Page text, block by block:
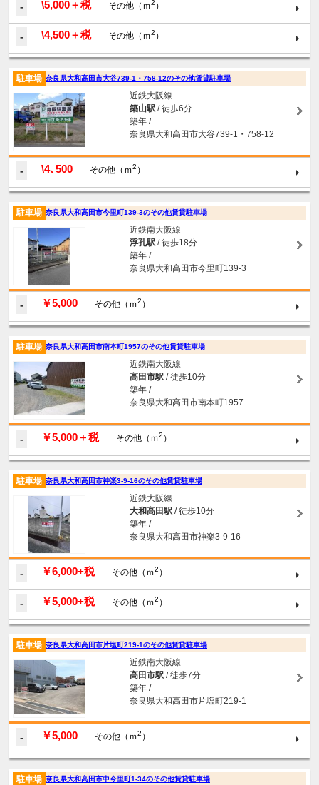
- \5,000＋税 その他（ｍ2 ）
- \4,500＋税 その他（ｍ2 ）
駐車場 奈良県大和高田市大谷739-1・758-12のその他賃貸駐車場
近鉄大阪線
築山駅/ 徒歩6分
築年 /
奈良県大和高田市大谷739-1・758-12
- \4､500 その他（ｍ2 ）
駐車場 奈良県大和高田市今里町139-3のその他賃貸駐車場
近鉄南大阪線
浮孔駅/ 徒歩18分
築年 /
奈良県大和高田市今里町139-3
- ￥5,000 その他（ｍ2 ）
駐車場 奈良県大和高田市南本町1957のその他賃貸駐車場
近鉄南大阪線
高田市駅/ 徒歩10分
築年 /
奈良県大和高田市南本町1957
- ￥5,000＋税 その他（ｍ2 ）
駐車場 奈良県大和高田市神楽3-9-16のその他賃貸駐車場
近鉄大阪線
大和高田駅/ 徒歩10分
築年 /
奈良県大和高田市神楽3-9-16
- ￥6,000+税 その他（ｍ2 ）
- ￥5,000+税 その他（ｍ2 ）
駐車場 奈良県大和高田市片塩町219-1のその他賃貸駐車場
近鉄南大阪線
高田市駅/ 徒歩7分
築年 /
奈良県大和高田市片塩町219-1
- ￥5,000 その他（ｍ2 ）
駐車場 奈良県大和高田市中今里町1-34のその他賃貸駐車場